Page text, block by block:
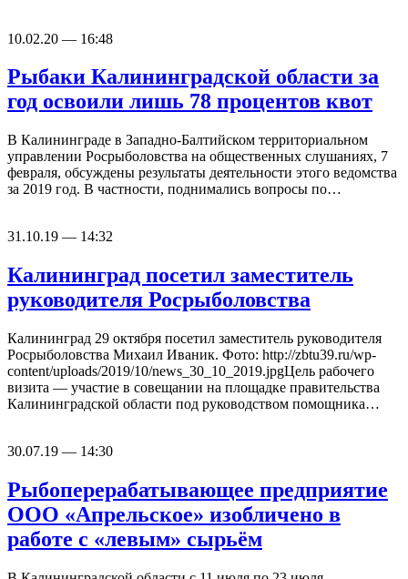
10.02.20 — 16:48
Рыбаки Калининградской области за
год освоили лишь 78 процентов квот
В Калининграде в Западно-Балтийском территориальном
управлении Росрыболовства на общественных слушаниях, 7
февраля, обсуждены результаты деятельности этого ведомства
за 2019 год. В частности, поднимались вопросы по…
31.10.19 — 14:32
Калининград посетил заместитель
руководителя Росрыболовства
Калининград 29 октября посетил заместитель руководителя
Росрыболовства Михаил Иваник. Фото: http://zbtu39.ru/wp-
content/uploads/2019/10/news_30_10_2019.jpgЦель рабочего
визита — участие в совещании на площадке правительства
Калининградской области под руководством помощника…
30.07.19 — 14:30
Рыбоперерабатывающее предприятие
ООО «Апрельское» изобличено в
работе с «левым» сырьём